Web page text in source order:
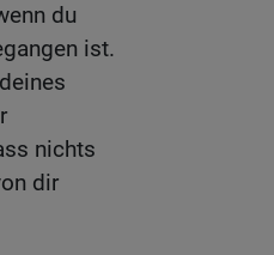
du
ist.
nichts
dir